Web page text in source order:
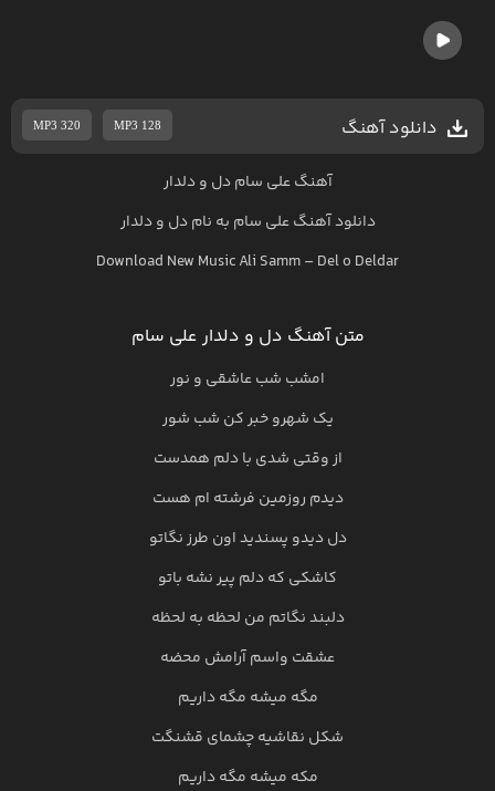
دانلود آهنگ MP3 320 MP3 128
آهنگ علی سام دل و دلدار
دانلود آهنگ علی سام به نامدل و دلدار
Download New MusicAli Samm– Del o Deldar
متن آهنگ دل و دلدار علی سام
امشب شب عاشقی و نور
یک شهرو خبر کن شب شور
از وقتی شدی با دلم همدست
دیدم رو‌زمین فرشته ام هست
دل دیدو پسندید اون طرز نگاتو
کاشکی که دلم پیر نشه باتو
دلبند نگاتم من لحظه به لحظه
عشقت واسم آرامش محضه
مگه میشه مگه داریم
شکل نقاشیه چشمای قشنگت
مکه میشه مگه داریم